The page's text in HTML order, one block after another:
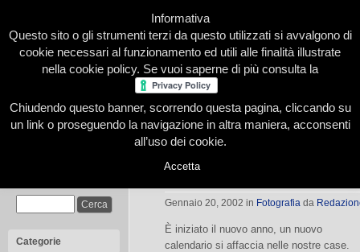
Home Presentazione Redazione Le nostre firme
Categorie
Dodici foto per dodici mesi
Gennaio 20, 2002 in Fotografia da
È iniziato il nuovo anno, un nuovo
calendario si affaccia nelle nostre case.
Informativa
Questo sito o gli strumenti terzi da questo utilizzati si avvalgono di
cookie necessari al funzionamento ed utili alle finalità illustrate
nella cookie policy. Se vuoi saperne di più consulta la
Chiudendo questo banner, scorrendo questa pagina, cliccando su
un link o proseguendo la navigazione in altra maniera, acconsenti
all’uso dei cookie.
Accetta